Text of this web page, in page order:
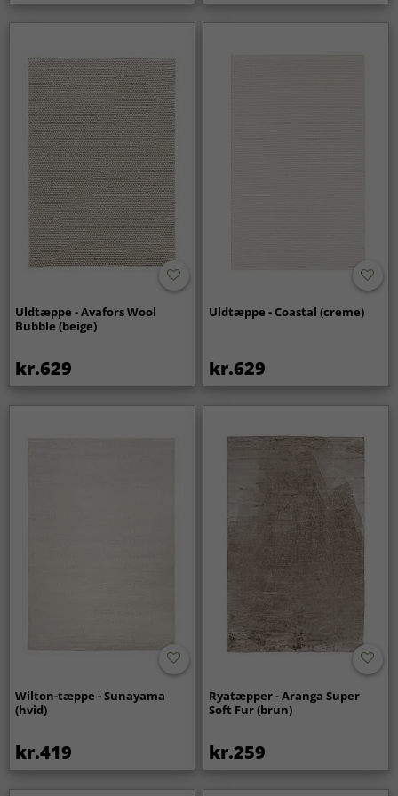
Uldtæppe - Avafors Wool
Bubble (beige)
kr.629
Uldtæppe - Coastal (creme)
kr.629
Wilton-tæppe - Sunayama
(hvid)
kr.419
Ryatæpper - Aranga Super
Soft Fur (brun)
kr.259